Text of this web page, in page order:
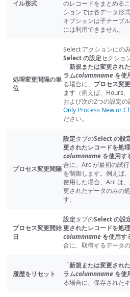
イル形式
のレコードをまとめる
ションでは各データ形
オプションは子テーブ
には利用できません。
処理変更間隔の単
位
Select アクションにの
Select の設定セクショ
「新規または変更され
ラムcolumnname を使
る場合に、 プロセス変
ます（例えば、Hours
および次の2つの設定の
Only Process New or
ださい。
プロセス変更間隔
設定タブのSelect の設
更されたレコードを処
columnname を使用す
合に、Arc が最初の試
を制御します。例えば
使用した場合、Arc は
更されたデータのみの
す。
プロセス変更開始
日
設定タブのSelect の設
更されたレコードを処
columnname を使用す
合に、取得するデータ
履歴をリセット
「新規または変更され
ラムcolumnname を使
る場合に、保存された